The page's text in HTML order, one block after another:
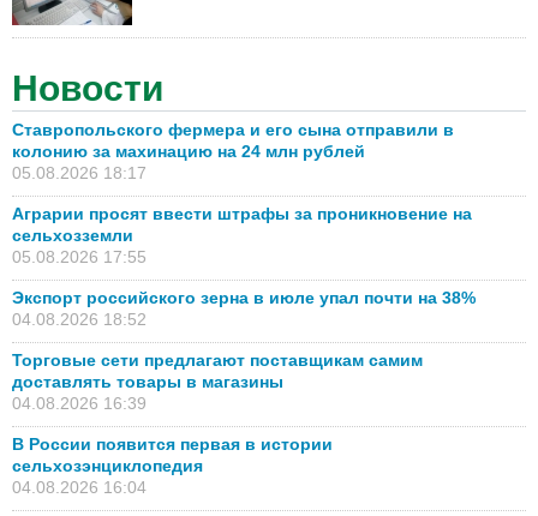
Новости
Ставропольского фермера и его сына отправили в
колонию за махинацию на 24 млн рублей
05.08.2026 18:17
Аграрии просят ввести штрафы за проникновение на
сельхозземли
05.08.2026 17:55
Экспорт российского зерна в июле упал почти на 38%
04.08.2026 18:52
Торговые сети предлагают поставщикам самим
доставлять товары в магазины
04.08.2026 16:39
В России появится первая в истории
сельхозэнциклопедия
04.08.2026 16:04